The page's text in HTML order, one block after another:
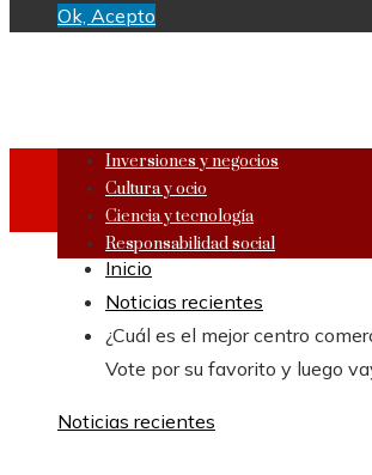
Ok, Acepto
Inversiones y negocios
Cultura y ocio
Ciencia y tecnología
Responsabilidad social
Inicio
Noticias recientes
¿Cuál es el mejor centro
Vote por su favorito y luego
Noticias recientes